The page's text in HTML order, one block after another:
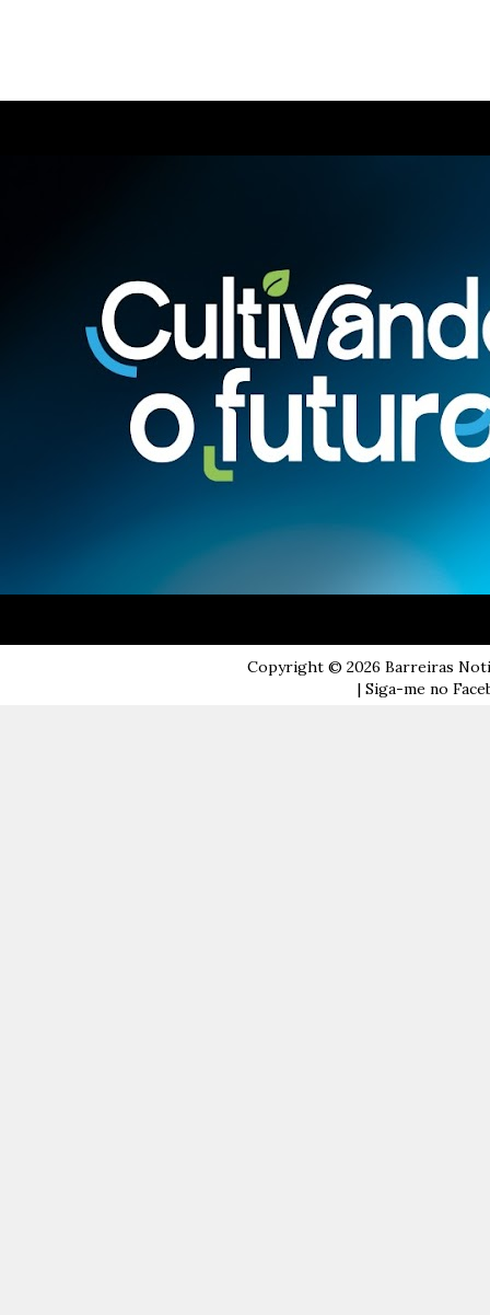
Copyright © 2026 Barreiras
| Siga-me no